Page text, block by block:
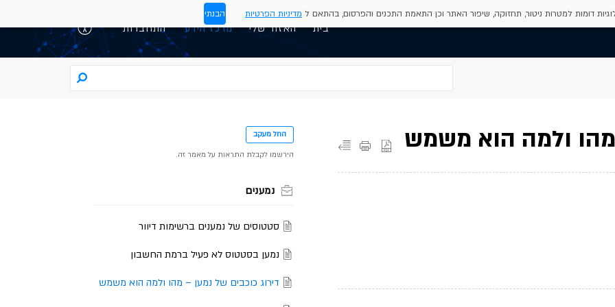
דומות למטרות ניטור, תחזוקה, שיפור האתר וכן התאמת התכנים והפרסום, בהתאם ל מדיניות הפרטיות הבנתי
בית האזור שלי התחברות
מהו ולמה הוא משמש החל מעקב
נמענים
סטטוסים של נמענים ברשימות דיוור
נמען בסטטוס לא פעיל ברמת החשבון
דירוג כוכבים של נמען – מהו ולמה הוא משמש